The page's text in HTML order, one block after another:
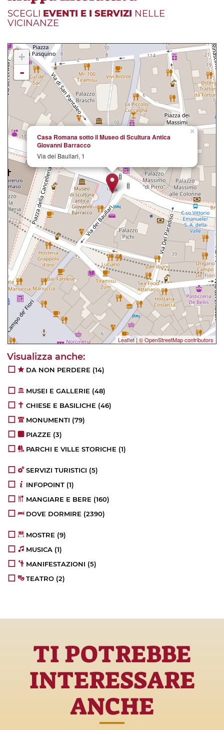
SCEGLI EVENTI E I SERVIZI NELLE
VICINANZE
×
Casa Romana sotto il Museo di Scultura Antica
Giovanni Barracco
Via dei Baullari, 1
+
-
Leaflet|© OpenStreetMap contributors
DA NON PERDERE (14)
MUSEI E GALLERIE (48)
CHIESE E BASILICHE (46)
MONUMENTI (79)
PIAZZE (3)
PARCHI E VILLE STORICHE (1)
SERVIZI TURISTICI (5)
INFOPOINT (1)
MANGIARE E BERE (160)
DOVE DORMIRE (2390)
MOSTRE (9)
MUSICA (1)
MANIFESTAZIONI (5)
TEATRO (2)
TI POTREBBE
INTERESSARE
ANCHE